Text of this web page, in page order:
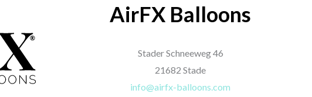
AirFX Balloons
Stader Schneeweg 46
21682 Stade
info@airfx-balloons.com